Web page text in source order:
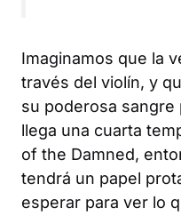
Imaginamos que la
través del violín, y
su poderosa sangre
llega una cuarta
of the Damned,
tendrá un papel
esperar para ver lo